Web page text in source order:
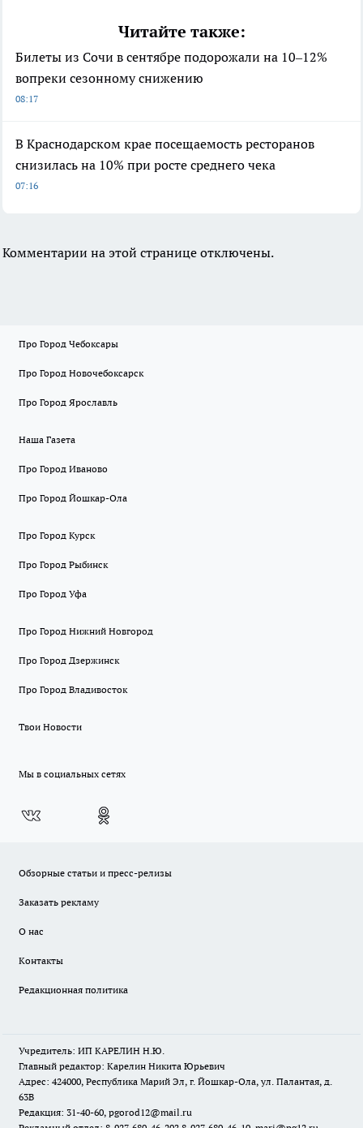
Читайте также:
Билеты из Сочи в сентябре подорожали на 10–12%
вопреки сезонному снижению
08:17
В Краснодарском крае посещаемость ресторанов
снизилась на 10% при росте среднего чека
07:16
Комментарии на этой странице отключены.
Про Город Чебоксары
Про Город Новочебоксарск
Про Город Ярославль
Наша Газета
Про Город Иваново
Про Город Йошкар-Ола
Про Город Курск
Про Город Рыбинск
Про Город Уфа
Про Город Нижний Новгород
Про Город Дзержинск
Про Город Владивосток
Твои Новости
Мы в социальных сетях
Обзорные статьи и пресс-релизы
Заказать рекламу
О нас
Контакты
Редакционная политика
Учредитель: ИП КАРЕЛИН Н.Ю.
Главный редактор: Карелин Никита Юрьевич
Адрес: 424000, Республика Марий Эл, г. Йошкар-Ола, ул. Палантая, д.
63В
Редакция: 31-40-60, pgorod12@mail.ru